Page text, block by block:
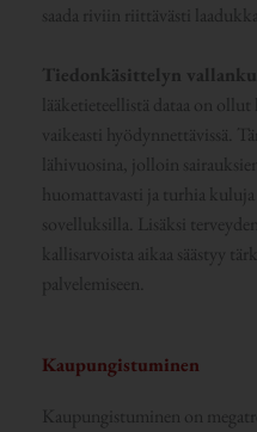
saada riviin riittävästi
Tiedonkäsittelyn
lääketieteellistä dataa on ollut
vaikeasti hyödynnettävissä.
lähivuosina, jolloin
huomattavasti ja turhia
sovelluksilla. Lisäksi
kallisarvoista aikaa säästyy
palvelemiseen.
Kaupungistuminen
Kaupungistuminen on